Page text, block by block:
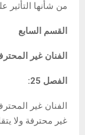
من شأنها
القسم السابع
الفنان غير
الفصل 25:
الفنان غير
غير محترفة ولا